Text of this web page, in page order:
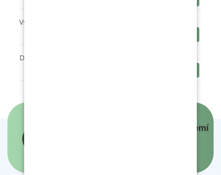
Vstupní dotazník
Dohoda o odvádění nezletilým sourozencem
Panovníci a prezidenti českých zemí